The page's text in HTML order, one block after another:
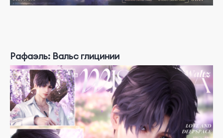
Рафаэль: Вальс глицинии